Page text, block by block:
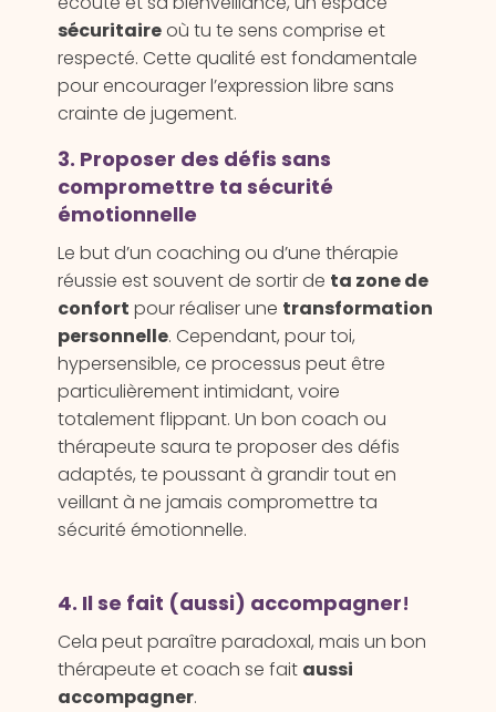
sécuritaireoù tu te sens comprise et
respecté. Cette qualité est fondamentale
pour encourager l’expression libre sans
crainte de jugement.
3. Proposer des défis sans
compromettre ta sécurité
émotionnelle
Le but d’un coaching ou d’une thérapie
réussie est souvent de sortir de ta zone de
confort pour réaliser une transformation
personnelle. Cependant, pour toi,
hypersensible, ce processus peut être
particulièrement intimidant, voire
totalement flippant. Un bon coach ou
thérapeute saura te proposer des défis
adaptés, te poussant à grandir tout en
veillant à ne jamais compromettre ta
sécurité émotionnelle.
4. Il se fait (aussi) accompagner!
Cela peut paraître paradoxal, mais un bon
thérapeute et coach se fait aussi
accompagner.